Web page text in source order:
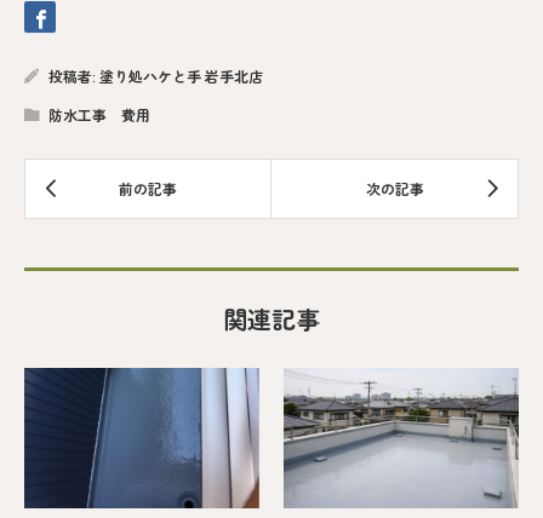
投稿者: 塗り処ハケと手 岩手北店
防水工事 費用
関連記事